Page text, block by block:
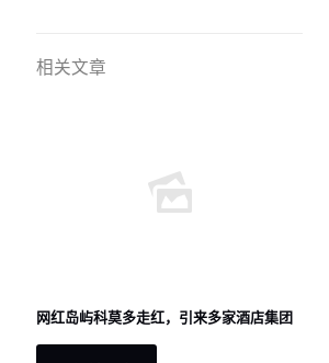
相关文章
网红岛屿科莫多走红，引来多家酒店集团